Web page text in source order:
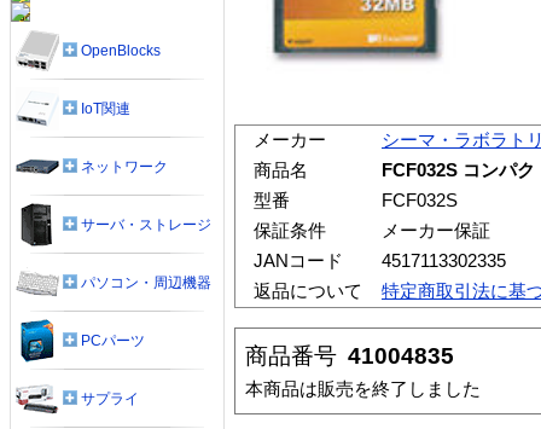
メーカー
シーマ・ラボラト
商品名
FCF032S コンパ
型番
FCF032S
保証条件
メーカー保証
JANコード
4517113302335
返品について
特定商取引法に基
商品番号 41004835
本商品は販売を終了しました
OpenBlocks
IoT関連
ネットワーク
サーバ・ストレージ
パソコン・周辺機器
PCパーツ
サプライ